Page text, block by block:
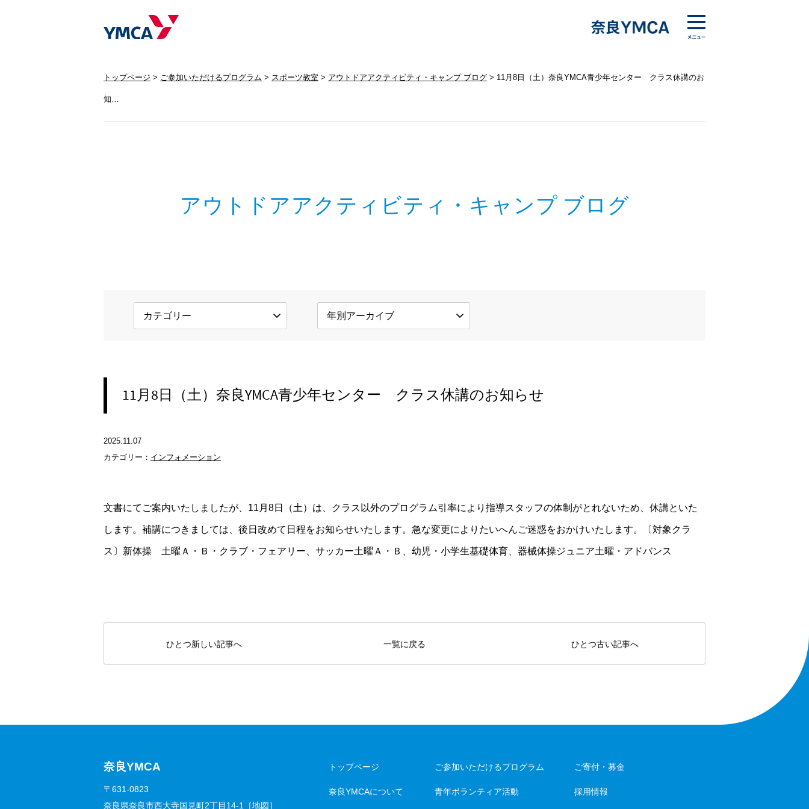
トップページ ご参加いただけるプログラム スポーツ教室 アウトドアアクティビティ・キャンプ ブログ 11月8日（土）奈良YMCA青少年センター クラス休講のお
知…
アウトドアアクティビティ・キャンプ ブログ
11月8日（土）奈良YMCA青少年センター クラス休講のお知らせ
2025.11.07
カテゴリー： インフォメーション
文書にてご案内いたしましたが、11月8日（土）は、クラス以外のプログラム引率により指導スタッフの体制がとれないため、休講といた
します。補講につきましては、後日改めて日程をお知らせいたします。急な変更によりたいへんご迷惑をおかけいたします。〔対象クラ
ス〕新体操 土曜Ａ・Ｂ・クラブ・フェアリー、サッカー土曜Ａ・Ｂ、幼児・小学生基礎体育、器械体操ジュニア土曜・アドバンス
ひとつ新しい記事へ 一覧に戻る ひとつ古い記事へ
奈良YMCA
〒631-0823
奈良県奈良市西大寺国見町2丁目14-1［地図 ］
トップページ
奈良YMCAについて
ご参加いただけるプログラム
青年ボランティア活動
ご寄付・募金
採用情報